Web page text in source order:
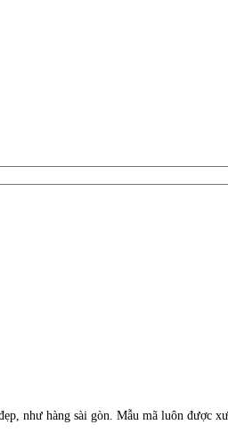
như hàng sài gòn. Mẫu mã luôn được